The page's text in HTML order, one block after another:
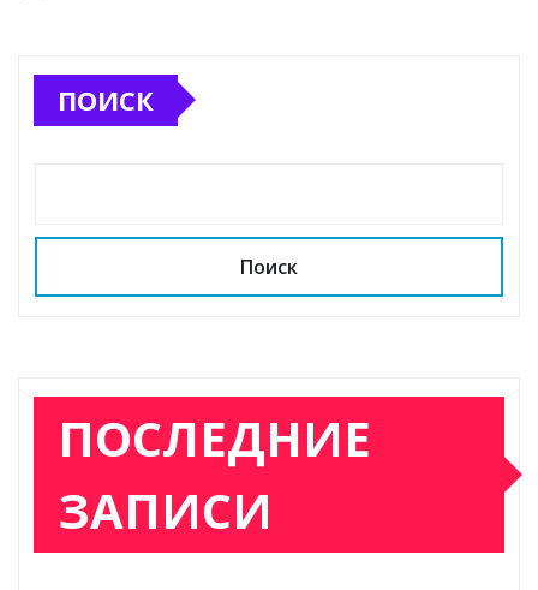
ПОИСК
Поиск
ПОСЛЕДНИЕ
ЗАПИСИ